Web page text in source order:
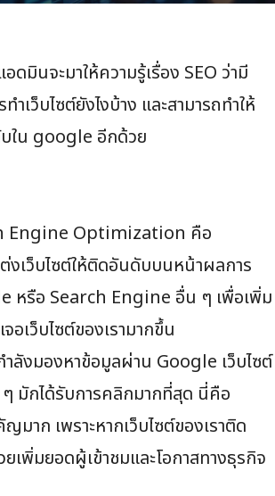
ดมินจะมาให้ความรู้เรื่อง SEO ว่ามี
เว็บไซต์ยังไงบ้าง และสามารถทำให้
บใน google อีกด้วย
Engine Optimization คือ
งเว็บไซต์ให้ติดอันดับบนหน้าผลการ
หรือ Search Engine อื่น ๆ เพื่อเพิ่ม
อเว็บไซต์ของเรามากขึ้น
ำลังมองหาข้อมูลผ่าน Google เว็บไซต์
มักได้รับการคลิกมากที่สุด นี่คือ
มาก เพราะหากเว็บไซต์ของเราติด
เพิ่มยอดผู้เข้าชมและโอกาสทางธุรกิจ